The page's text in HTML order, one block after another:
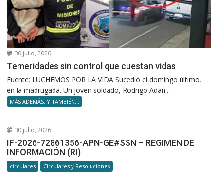
30 julio, 2026
Temeridades sin control que cuestan vidas
Fuente: LUCHEMOS POR LA VIDA Sucedió el domingo último,
en la madrugada. Un joven soldado, Rodrigo Adán...
MÁS ADEMÁS. Y TAMBIÉN...
30 julio, 2026
IF-2026-72861356-APN-GE#SSN – REGIMEN DE
INFORMACIÓN (RI)
circulares Circulares y Resoluciones